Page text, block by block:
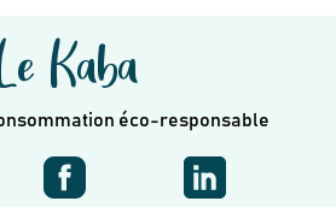
Kaba
éco-responsable